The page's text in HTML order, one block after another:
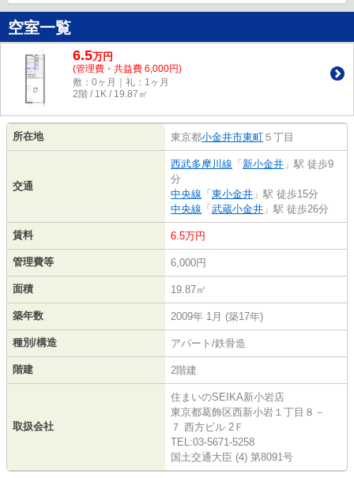
空室一覧
6.5万円
(管理費・共益費 6,000円)
敷：0ヶ月｜礼：1ヶ月
2階 / 1K / 19.87㎡
所在地 東京都小金井市東町 ５丁目
交通
西武多摩川線 「 新小金井 」駅 徒歩9
分
中央線 「 東小金井 」駅 徒歩15分
中央線 「 武蔵小金井 」駅 徒歩26分
賃料 6.5万円
管理費等 6,000円
面積 19.87㎡
築年数 2009年 1月 (築17年)
種別/構造 アパート/鉄骨造
階建 2階建
取扱会社
住まいのSEIKA新小岩店
東京都葛飾区西新小岩１丁目８－
７ 西方ビル 2Ｆ
TEL:03-5671-5258
国土交通大臣 (4) 第8091号